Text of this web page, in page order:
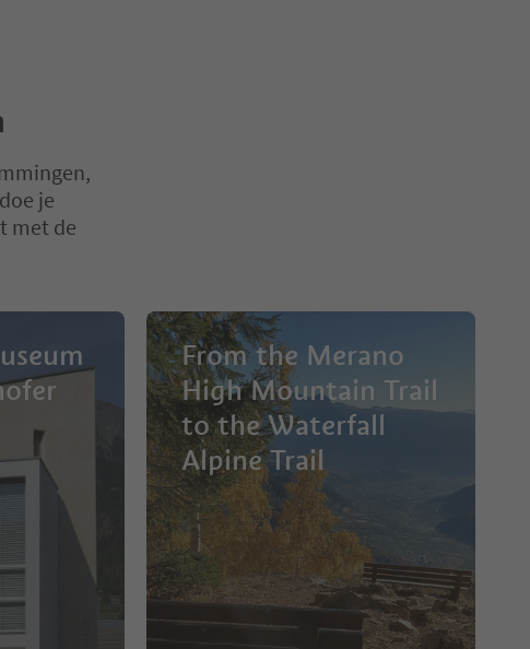
je
met de
From the Merano
High Mountain Trail
to the Waterfall
Alpine Trail